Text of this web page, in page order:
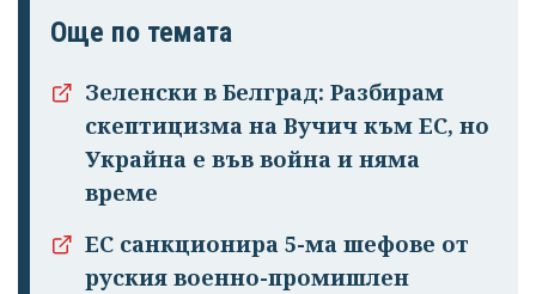
Още по темата
Зеленски в Белград: Разбирам
скептицизма на Вучич към ЕС, но
Украйна е във война и няма
време
ЕС санкционира 5-ма шефове от
руския военно-промишлен